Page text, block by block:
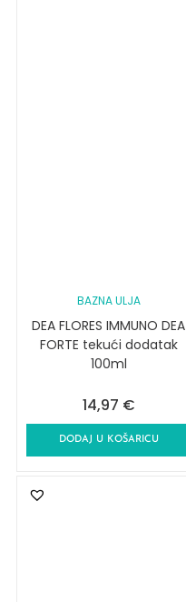
BAZNA ULJA
DEA FLORES IMMUNO DEA
FORTE tekući dodatak
100ml
14,97 €
DODAJ U KOŠARICU